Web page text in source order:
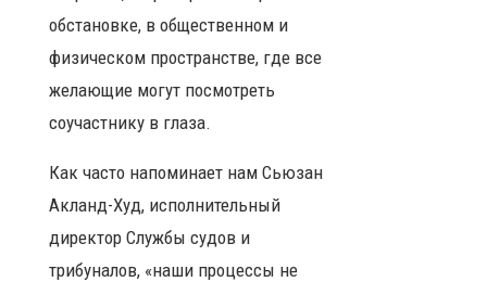
обстановке, в общественном и
физическом пространстве, где все
желающие могут посмотреть
соучастнику в глаза.
Как часто напоминает нам Сьюзан
Акланд-Худ, исполнительный
директор Службы судов и
трибуналов, «наши процессы не